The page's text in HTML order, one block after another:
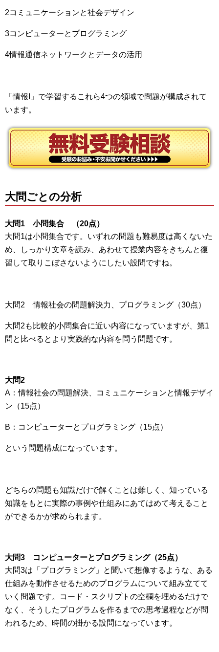
2コミュニケーションと社会デザイン
3コンピューターとプログラミング
4情報通信ネットワークとデータの活用
「情報I」で学習するこれら4つの領域で問題が構成されて
います。
大問ごとの分析
大問1 小問集合 （20点）
大問1は小問集合です。いずれの問題も難易度は高くないた
め、しっかり文章を読み、あわせて授業内容をきちんと復
習して取りこぼさないようにしたい設問ですね。
大問2 情報社会の問題解決力、プログラミング（30点）
大問2も比較的小問集合に近い内容になっていますが、第1
問と比べるとより実践的な内容を問う問題です。
大問2
A：情報社会の問題解決、コミュニケーションと情報デザイ
ン（15点）
B：コンピューターとプログラミング（15点）
という問題構成になっています。
どちらの問題も知識だけで解くことは難しく、知っている
知識をもとに実際の事例や仕組みにあてはめて考えること
ができるかが求められます。
大問3 コンピューターとプログラミング（25点）
大問3は「プログラミング」と聞いて想像するような、ある
仕組みを動作させるためのプログラムについて組み立てて
いく問題です。コード・スクリプトの空欄を埋めるだけで
なく、そうしたプログラムを作るまでの思考過程などが問
われるため、時間の掛かる設問になっています。